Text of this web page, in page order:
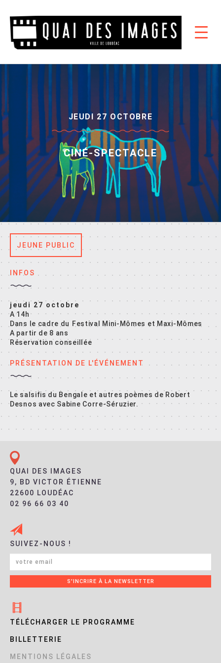
JEUDI 27 OCTOBRE
CINÉ-SPECTACLE
JEUNE PUBLIC
INFOS
jeudi 27 octobre
A 14h
Dans le cadre du Festival Mini-Mômes et Maxi-Mômes
A partir de 8 ans
Réservation conseillée
PRÉSENTATION DE L'ÉVÉNEMENT
Le salsifis du Bengale et autres poèmes de Robert
Desnos avec Sabine Corre-Séruzier.
QUAI DES IMAGES
9, BD VICTOR ÉTIENNE
22600 LOUDÉAC
02 96 66 03 40
SUIVEZ-NOUS !
TÉLÉCHARGER LE PROGRAMME
BILLETTERIE
MENTIONS LÉGALES